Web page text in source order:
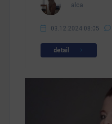
alca
03.12.2024 08:05
detail